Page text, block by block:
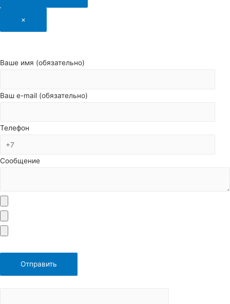
×
Ваше имя (обязательно)
Ваш e-mail (обязательно)
Телефон
Сообщение